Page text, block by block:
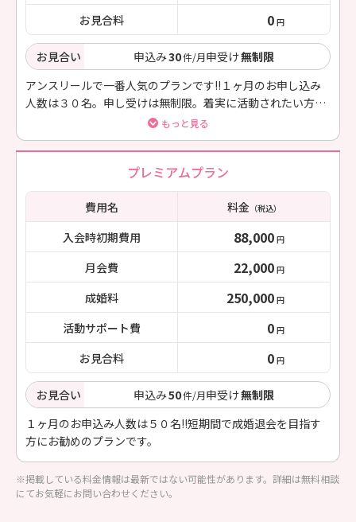
お見合料 0 円
お見合い 申込み30件/月申受け無制限
アンスリールで一番人気のプランです!!１ヶ月のお申し込み
人数は３０名。申し受けは無制限。着実に活動されたい方に
もっと見る
プレミアムプラン
費用名 料金（税込）
入会時初期費用 88,000 円
月会費 22,000 円
成婚料 250,000 円
活動サポート費 0 円
お見合料 0 円
お見合い 申込み50件/月申受け無制限
１ヶ月のお申込み人数は５０名!!短期間で成婚退会を目指す
方にお勧めのプランです。
※掲載している料金情報は最新ではない可能性があります。詳細は無料相談
にてお気軽にお問い合わせください。